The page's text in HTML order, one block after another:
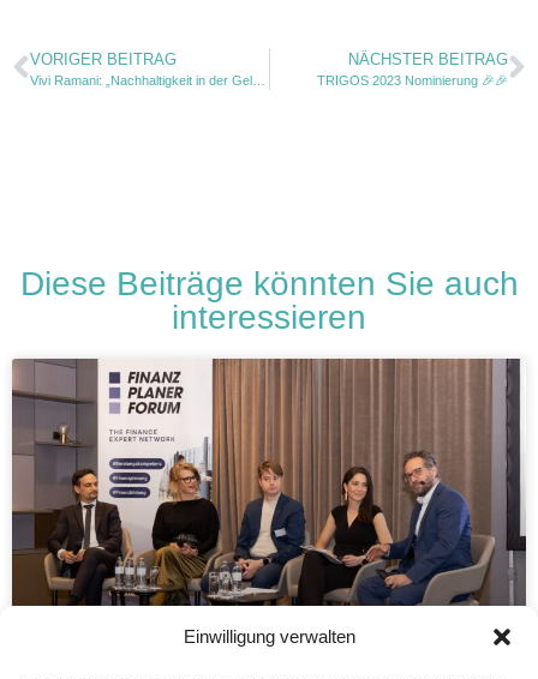
Einwilligung verwalten
VORIGER BEITRAG NÄCHSTER BEITRAG
TRIGOS 2023 Nominierung 🎉🎉
Diese Beiträge könnten Sie auch
interessieren